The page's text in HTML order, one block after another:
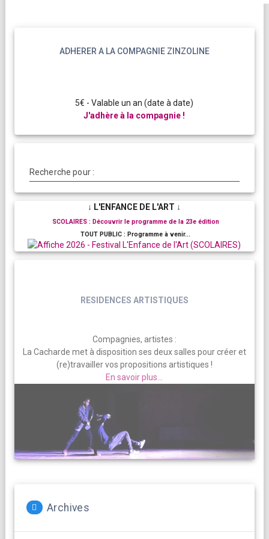
ADHERER A LA COMPAGNIE ZINZOLINE
5€ - Valable un an (date à date)
J'adhère à la compagnie !
Recherche pour :
↓ L'ENFANCE DE L'ART ↓
SCOLAIRES : Découvrir le programme de la 23e édition
TOUT PUBLIC : Programme à venir...
RESIDENCES ARTISTIQUES
Compagnies, artistes :
La Cacharde met à disposition ses deux salles pour créer et
(re)travailler vos propositions artistiques !
En savoir plus...
Archives